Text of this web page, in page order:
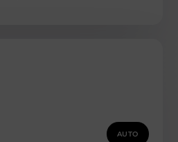
AUTO